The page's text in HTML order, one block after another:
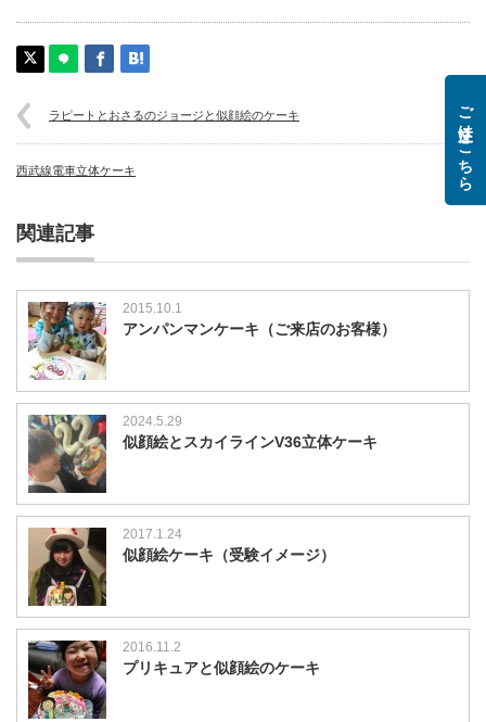
ラピートとおさるのジョージと似顔絵のケーキ
西武線電車立体ケーキ
関連記事
2015.10.1
アンパンマンケーキ（ご来店のお客様）
2024.5.29
似顔絵とスカイラインV36立体ケーキ
2017.1.24
似顔絵ケーキ（受験イメージ）
2016.11.2
プリキュアと似顔絵のケーキ
ご注文はこちら